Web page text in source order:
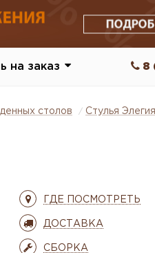
8
на заказ
столов Стулья
ГДЕ ПОСМОТРЕТЬ
ДОСТАВКА
СБОРКА